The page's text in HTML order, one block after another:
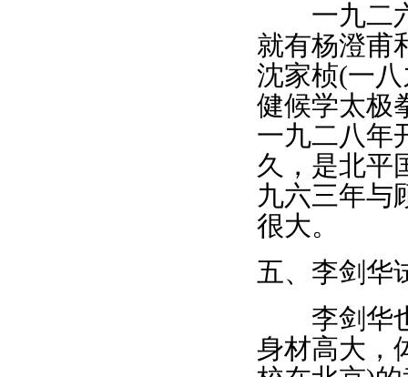
一九二六
就有杨澄甫
沈家桢(一
健候学太极
一九二八年
久，是北平
九六三年与
很大。
五、李剑华
李剑华也
身材高大，